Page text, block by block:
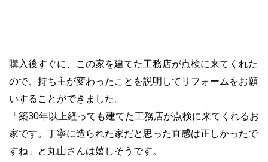
購入後すぐに、この家を建てた工務店が点検に来てくれた
ので、持ち主が変わったことを説明してリフォームをお願
いすることができました。
「築30年以上経っても建てた工務店が点検に来てくれるお
家です。丁寧に造られた家だと思った直感は正しかったで
すね」と丸山さんは嬉しそうです。